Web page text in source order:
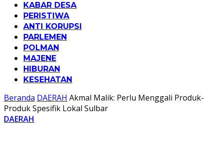
KABAR DESA
PERISTIWA
ANTI KORUPSI
PARLEMEN
POLMAN
MAJENE
HIBURAN
KESEHATAN
Beranda DAERAH Akmal Malik: Perlu Menggali Produk-
Produk Spesifik Lokal Sulbar
DAERAH